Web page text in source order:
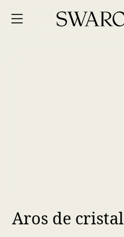
Aros de cristal
Ordenar por
Fecha de lanzamiento